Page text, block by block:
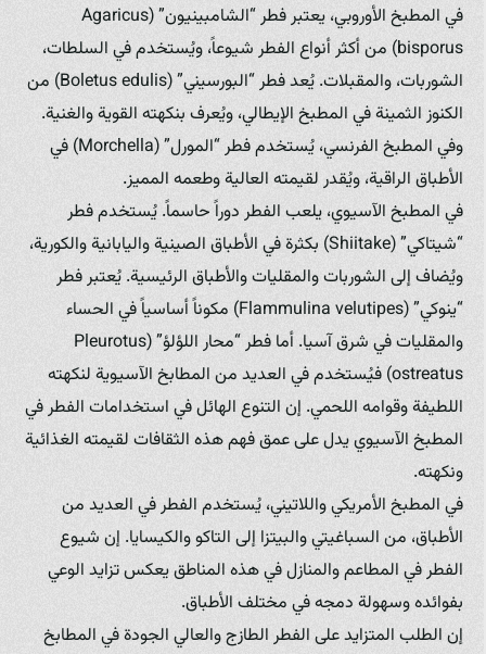
في المطبخ الأوروبي، يعتبر فطر “الشامبينيون” (Agaricus
bisporus) من أكثر أنواع الفطر شيوعاً، ويُستخدم في السلطات،
الشوربات، والمقبلات. يُعد فطر “البورسيني” (Boletus edulis) من
الكنوز الثمينة في المطبخ الإيطالي، ويُعرف بنكهته القوية والغنية.
وفي المطبخ الفرنسي، يُستخدم فطر “المورل” (Morchella) في
الأطباق الراقية، ويُقدر لقيمته العالية وطعمه المميز.
في المطبخ الآسيوي، يلعب الفطر دوراً حاسماً. يُستخدم فطر
“شيتاكي” (Shiitake) بكثرة في الأطباق الصينية واليابانية والكورية،
ويُضاف إلى الشوربات والمقليات والأطباق الرئيسية. يُعتبر فطر
“ينوكي” (Flammulina velutipes) مكوناً أساسياً في الحساء
والمقليات في شرق آسيا. أما فطر “محار اللؤلؤ” (Pleurotus
ostreatus) فيُستخدم في العديد من المطابخ الآسيوية لنكهته
اللطيفة وقوامه اللحمي. إن التنوع الهائل في استخدامات الفطر في
المطبخ الآسيوي يدل على عمق فهم هذه الثقافات لقيمته الغذائية
ونكهته.
في المطبخ الأمريكي واللاتيني، يُستخدم الفطر في العديد من
الأطباق، من السباغيتي والبيتزا إلى التاكو والكيسايا. إن شيوع
الفطر في المطاعم والمنازل في هذه المناطق يعكس تزايد الوعي
بفوائده وسهولة دمجه في مختلف الأطباق.
إن الطلب المتزايد على الفطر الطازج والعالي الجودة في المطابخ